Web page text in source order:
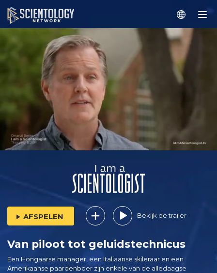
AFSPELEN Bekijk de trailer
Van piloot tot geluidstechnicus
Een Hongaarse manager, een Italiaanse skileraar en een
Amerikaanse paardenboer zijn enkele van de alledaagse